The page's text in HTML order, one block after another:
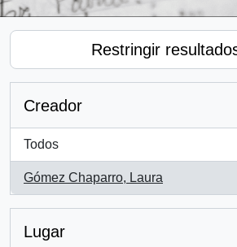
Restringir
Creador
Todos
Gómez Chaparro, Laura
, 1 resultados
Lugar